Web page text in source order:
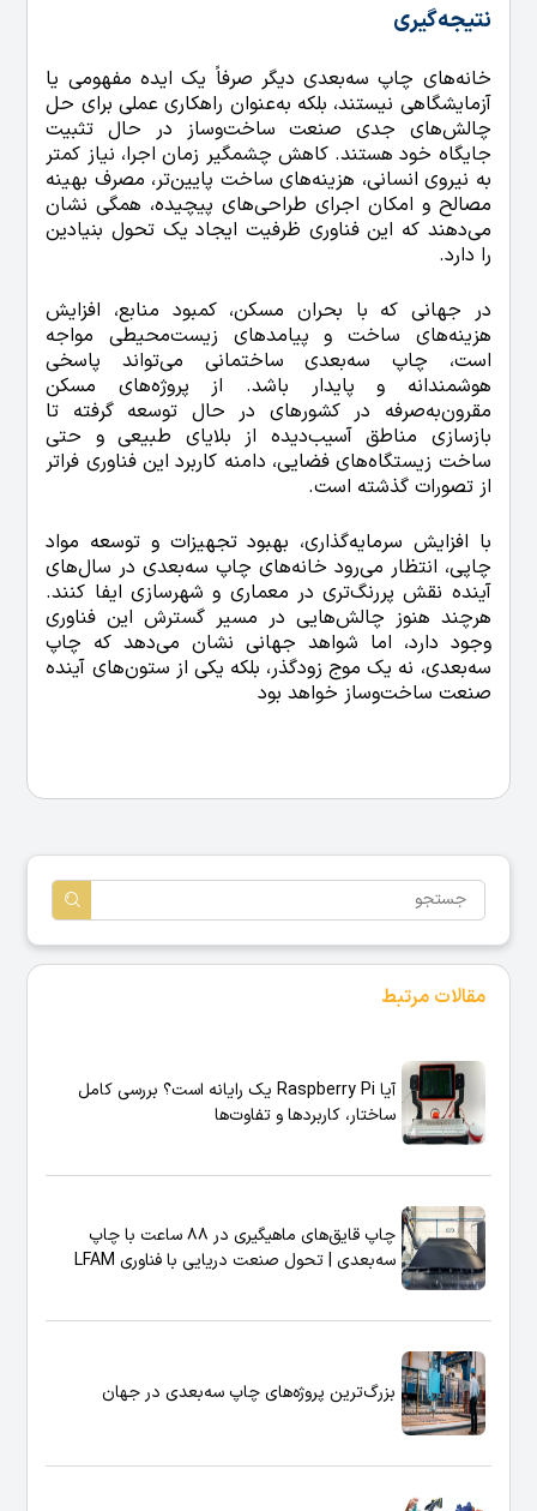
نتیجه‌گیری
خانه‌های چاپ سه‌بعدی دیگر صرفاً یک ایده مفهومی یا
آزمایشگاهی نیستند، بلکه به‌عنوان راهکاری عملی برای حل
چالش‌های جدی صنعت ساخت‌وساز در حال تثبیت
جایگاه خود هستند. کاهش چشمگیر زمان اجرا، نیاز کمتر
به نیروی انسانی، هزینه‌های ساخت پایین‌تر، مصرف بهینه
مصالح و امکان اجرای طراحی‌های پیچیده، همگی نشان
می‌دهند که این فناوری ظرفیت ایجاد یک تحول بنیادین
را دارد.
در جهانی که با بحران مسکن، کمبود منابع، افزایش
هزینه‌های ساخت و پیامدهای زیست‌محیطی مواجه
است، چاپ سه‌بعدی ساختمانی می‌تواند پاسخی
هوشمندانه و پایدار باشد. از پروژه‌های مسکن
مقرون‌به‌صرفه در کشورهای در حال توسعه گرفته تا
بازسازی مناطق آسیب‌دیده از بلایای طبیعی و حتی
ساخت زیستگاه‌های فضایی، دامنه کاربرد این فناوری فراتر
از تصورات گذشته است.
با افزایش سرمایه‌گذاری، بهبود تجهیزات و توسعه مواد
چاپی، انتظار می‌رود خانه‌های چاپ سه‌بعدی در سال‌های
آینده نقش پررنگ‌تری در معماری و شهرسازی ایفا کنند.
هرچند هنوز چالش‌هایی در مسیر گسترش این فناوری
وجود دارد، اما شواهد جهانی نشان می‌دهد که چاپ
سه‌بعدی، نه یک موج زودگذر، بلکه یکی از ستون‌های آینده
صنعت ساخت‌وساز خواهد بود
مقالات مرتبط
آیا Raspberry Pi یک رایانه است؟ بررسی کامل
ساختار، کاربردها و تفاوت‌ها
چاپ قایق‌های ماهیگیری در ۸۸ ساعت با چاپ
سه‌بعدی | تحول صنعت دریایی با فناوری LFAM
بزرگ‌ترین پروژه‌های چاپ سه‌بعدی در جهان